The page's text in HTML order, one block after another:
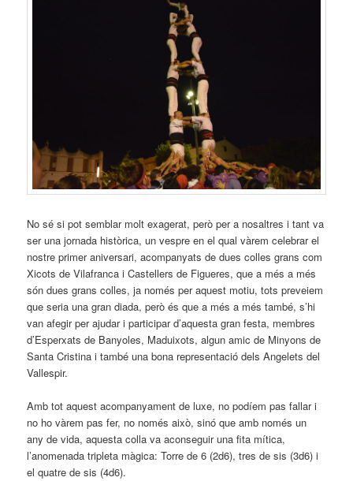
No sé si pot semblar molt exagerat, però per a nosaltres i tant va
ser una jornada històrica, un vespre en el qual vàrem celebrar el
nostre primer aniversari, acompanyats de dues colles grans com
Xicots de Vilafranca i Castellers de Figueres, que a més a més
són dues grans colles, ja només per aquest motiu, tots preveiem
que seria una gran diada, però és que a més a més també, s’hi
van afegir per ajudar i participar d’aquesta gran festa, membres
d’Esperxats de Banyoles, Maduixots, algun amic de Minyons de
Santa Cristina i també una bona representació dels Angelets del
Vallespir.
Amb tot aquest acompanyament de luxe, no podíem pas fallar i
no ho vàrem pas fer, no només això, sinó que amb només un
any de vida, aquesta colla va aconseguir una fita mítica,
l’anomenada tripleta màgica: Torre de 6 (2d6), tres de sis (3d6) i
el quatre de sis (4d6).